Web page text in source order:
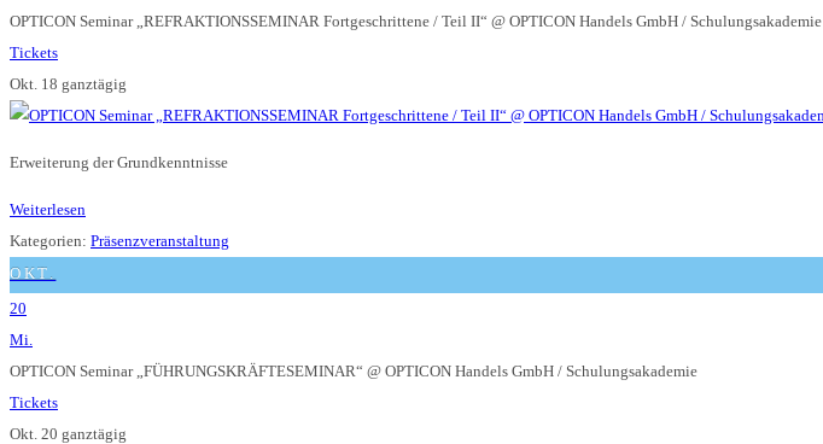
OPTICON Seminar „REFRAKTIONSSEMINAR Fortgeschrittene / Teil II“ @ OPTICON Handels GmbH / Schulungsakademie
Tickets
Okt. 18 ganztägig
Erweiterung der Grundkenntnisse
Weiterlesen
Kategorien: Präsenzveranstaltung
OKT.
20
Mi.
OPTICON Seminar „FÜHRUNGSKRÄFTESEMINAR“ @ OPTICON Handels GmbH / Schulungsakademie
Tickets
Okt. 20 ganztägig